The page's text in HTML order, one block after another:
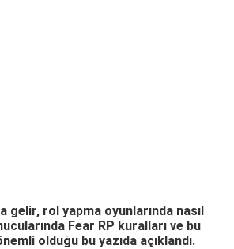
gelir, rol yapma oyunlarında nasıl
Fear RP kuralları ve bu
olduğu bu yazıda açıklandı.